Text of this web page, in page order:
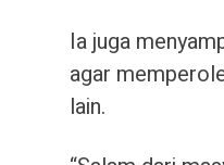
Ia juga
agar
lain.